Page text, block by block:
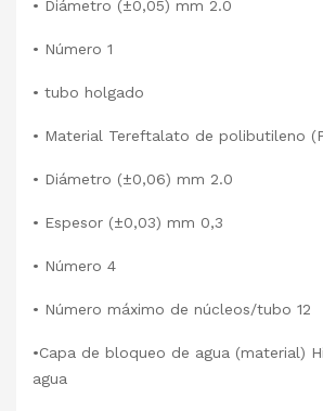
• Diámetro (±0,05) mm 2.0
• Número 1
• tubo holgado
• Material Tereftalato de polibutileno
• Diámetro (±0,06) mm 2.0
• Espesor (±0,03) mm 0,3
• Número 4
• Número máximo de núcleos/tubo 12
•Capa de bloqueo de agua (material)
agua